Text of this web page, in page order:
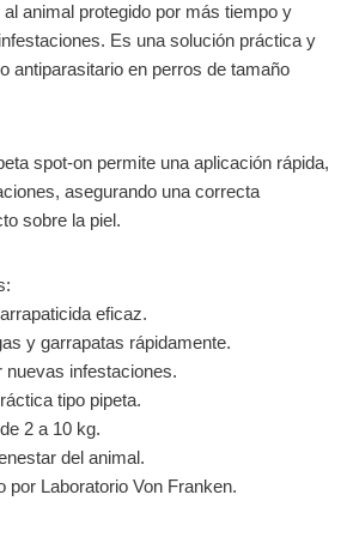
animal protegido por más tiempo y
Es una solución práctica y
antiparasitario en perros de tamaño
spot-on permite una aplicación rápida,
asegurando una correcta
sobre la piel.
eficaz.
y garrapatas rápidamente.
nuevas infestaciones.
tipo pipeta.
2 a 10 kg.
del animal.
por Laboratorio Von Franken.